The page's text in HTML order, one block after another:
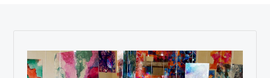
Scurtă prezentare
Misiune